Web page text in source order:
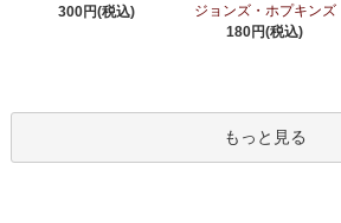
300円(税込)
ジョンズ・ホプキンズ
180円(税込)
もっと見る